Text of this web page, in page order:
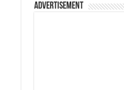
Advertisement